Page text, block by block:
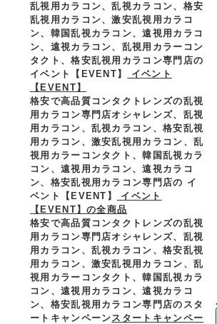
乱視用カラコン、乱視カラコン、格安
乱視用カラコン、激安乱視用カラコ
ン、韓国乱視カラコン、遠視用カラコ
ン、遠視カラコン、乱視用カラーコン
タクト、格安乱視用カラコン専門店の
イベント【EVENT】
イベント
【EVENT】
格安で高品質コンタクトレンズの乱視
用カラコン専門店オシャレンズ、乱視
用カラコン、乱視カラコン、格安乱視
用カラコン、激安乱視用カラコン、乱
視用カラーコンタクト、韓国乱視カラ
コン、遠視用カラコン、遠視カラコ
ン、格安乱視用カラコン専門店の イ
ベント【EVENT】
イベント
【EVENT】の全商品
格安で高品質コンタクトレンズの乱視
用カラコン専門店オシャレンズ、乱視
用カラコン、乱視カラコン、格安乱視
用カラコン、激安乱視用カラコン、乱
視用カラーコンタクト、韓国乱視カラ
コン、遠視用カラコン、遠視カラコ
ン、格安乱視用カラコン専門店のスタ
ートキャンペーンスタートキャンペー